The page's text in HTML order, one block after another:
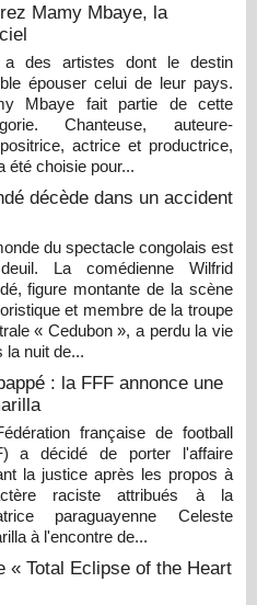
Mamy Mbaye, la
des artistes dont le destin
épouser celui de leur pays.
Mbaye fait partie de cette
Chanteuse, auteure-
actrice et productrice,
été choisie pour...
décède dans un accident
du spectacle congolais est
La comédienne Wilfrid
figure montante de la scène
et membre de la troupe
« Cedubon », a perdu la vie
la nuit de...
: la FFF annonce une
française de football
a décidé de porter l'affaire
la justice après les propos à
raciste attribués à la
paraguayenne Celeste
à l'encontre de...
« Total Eclipse of the Heart